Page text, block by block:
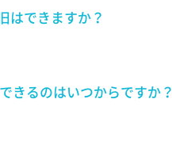
はできますか？
きるのはいつからですか？